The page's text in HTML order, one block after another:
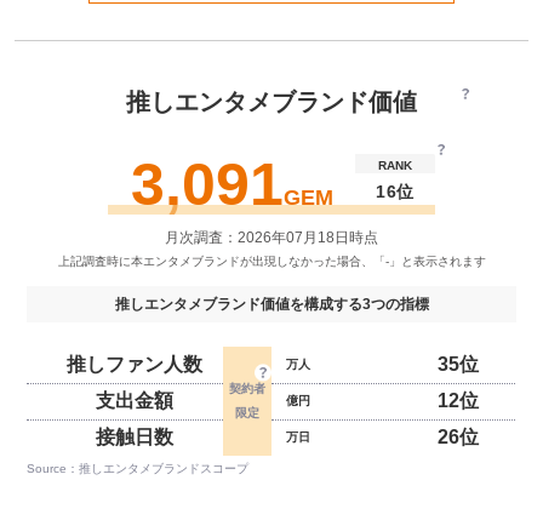
推しエンタメブランド価値
3,091GEM
RANK
16位
月次調査：2026年07月18日時点
推しエンタメブランド価値を構成する3つの指標
推しファン人数 万人
35位
支出金額
億円
12位
接触日数
万日 26位
Source：推しエンタメブランドスコープ